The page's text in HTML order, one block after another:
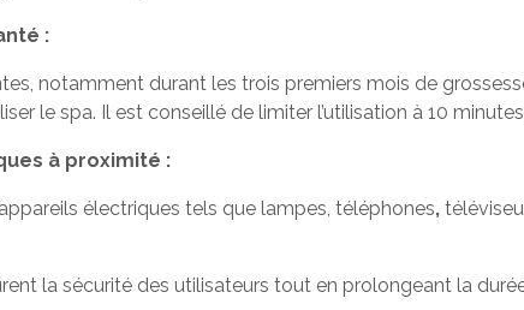
:
notamment durant les trois premiers mois de
le spa. Il est conseillé de limiter l’utilisation à 10
à proximité :
électriques tels que lampes, téléphones,
la sécurité des utilisateurs tout en prolongeant la